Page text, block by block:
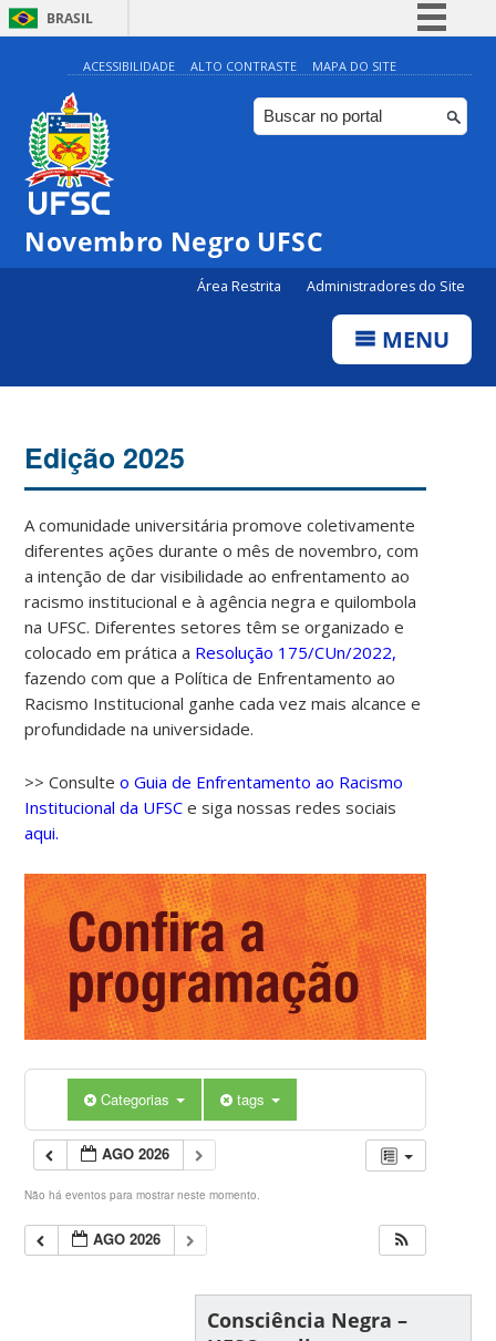
BRASIL
Simplifique!
Comunica BR
Participe
ACESSIBILIDADE ALTO CONTRASTE MAPA DO SITE
Novembro Negro UFSC
Área Restrita Administradores do Site
MENU
Edição 2025
A comunidade universitária promove coletivamente
diferentes ações durante o mês de novembro, com
a intenção de dar visibilidade ao enfrentamento ao
racismo institucional e à agência negra e quilombola
na UFSC. Diferentes setores têm se organizado e
colocado em prática a Resolução 175/CUn/2022,
fazendo com que a Política de Enfrentamento ao
Racismo Institucional ganhe cada vez mais alcance e
profundidade na universidade.
>> Consulteo Guia de Enfrentamento ao Racismo
Institucional da UFSC e siga nossas redes sociais
aqui.
Categorias tags
AGO 2026
Não há eventos para mostrar neste momento.
AGO 2026
Consciência Negra –